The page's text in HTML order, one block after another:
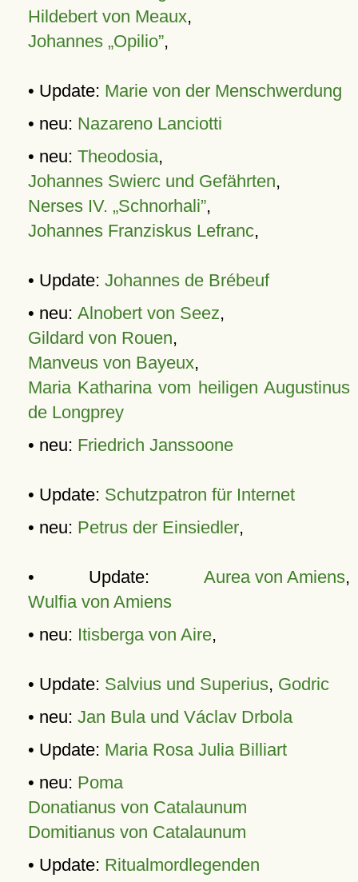
Hildebert von Meaux,
Johannes „Opilio”,
• Update: Marie von der Menschwerdung
• neu: Nazareno Lanciotti
• neu: Theodosia,
Johannes Swierc und Gefährten,
Nerses IV. „Schnorhali”,
Johannes Franziskus Lefranc,
• Update: Johannes de Brébeuf
• neu: Alnobert von Seez,
Gildard von Rouen,
Manveus von Bayeux,
Maria Katharina vom heiligen Augustinus
de Longprey
• neu: Friedrich Janssoone
• Update: Schutzpatron für Internet
• neu: Petrus der Einsiedler,
• Update: Aurea von Amiens,
Wulfia von Amiens
• neu: Itisberga von Aire,
• Update: Salvius und Superius, Godric
• neu: Jan Bula und Václav Drbola
• Update: Maria Rosa Julia Billiart
• neu: Poma
Donatianus von Catalaunum
Domitianus von Catalaunum
• Update: Ritualmordlegenden